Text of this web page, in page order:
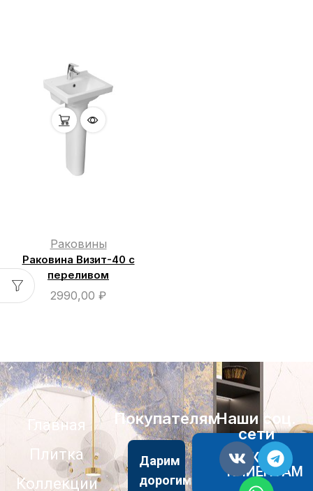
Раковины
Раковина Визит-40 с
переливом
2990,00 ₽
Главная
Плитка
Коллекции
Покупателям
Дарим
дорогим
АКЦИИ
КЛИЕНТАМ
Наши соц.
сети